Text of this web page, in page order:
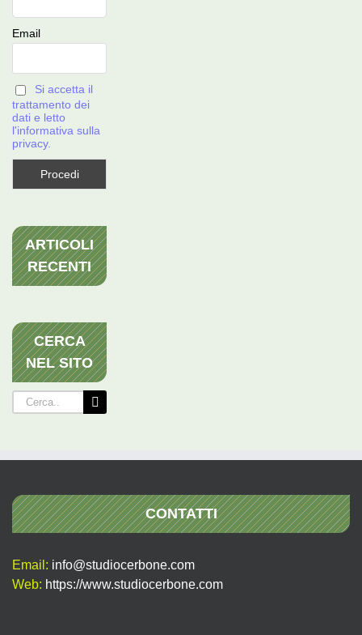
Email
Si accetta il
trattamento dei
dati e letto
l'informativa sulla
privacy.
ARTICOLI
RECENTI
CERCA
NEL SITO
Cerca
per:
CONTATTI
Email: info@studiocerbone.com
Web: https://www.studiocerbone.com